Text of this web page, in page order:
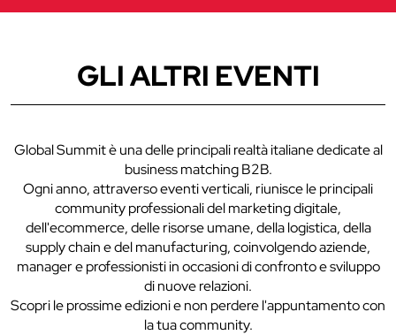
GLI ALTRI EVENTI
Global Summit è una delle principali realtà italiane dedicate al
business matching B2B.
Ogni anno, attraverso eventi verticali, riunisce le principali
community professionali del marketing digitale,
dell'ecommerce, delle risorse umane, della logistica, della
supply chain e del manufacturing, coinvolgendo aziende,
manager e professionisti in occasioni di confronto e sviluppo
di nuove relazioni.
Scopri le prossime edizioni e non perdere l'appuntamento con
la tua community.